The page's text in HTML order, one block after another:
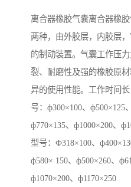
离合器橡胶气囊离合器橡
两种，由外胶层，内胶层
的制动装置。气囊工作压
裂、耐磨性及强的橡胶原
异的使用性能。工作时间
号：ф300×100、ф500×125
ф770×135、ф1000×200、
型号：Ф318×100、
ф580× 150、ф500×260、
ф1070×200、ф1170×250